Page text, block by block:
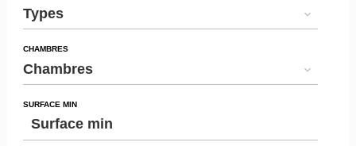
Types
CHAMBRES
Chambres
SURFACE MIN